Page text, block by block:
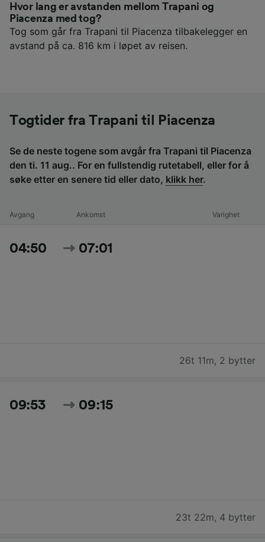
Hvor lang er avstanden mellom Trapani og
Piacenza med tog?
Tog som går fra Trapani til Piacenza tilbakelegger en
avstand på ca. 816 km i løpet av reisen.
Togtider fra Trapani til Piacenza
Se de neste togene som avgår fra Trapani til Piacenza
den ti. 11 aug.. For en fullstendig rutetabell, eller for å
søke etter en senere tid eller dato, klikk her.
Avgang Ankomst Varighet
04:50 07:01
26t 11m, 2 bytter
09:53 09:15
23t 22m, 4 bytter